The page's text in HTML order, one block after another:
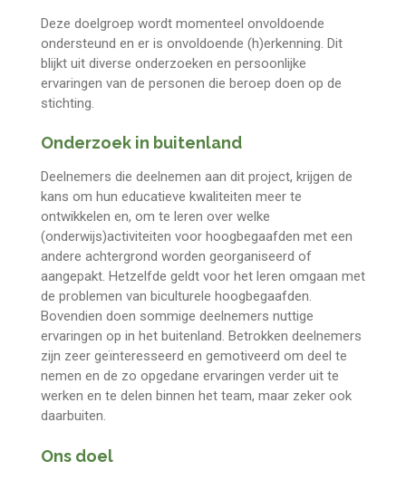
Deze doelgroep wordt momenteel onvoldoende
ondersteund en er is onvoldoende (h)erkenning. Dit
blijkt uit diverse onderzoeken en persoonlijke
ervaringen van de personen die beroep doen op de
stichting.
Onderzoek in buitenland
Deelnemers die deelnemen aan dit project, krijgen de
kans om hun educatieve kwaliteiten meer te
ontwikkelen en, om te leren over welke
(onderwijs)activiteiten voor hoogbegaafden met een
andere achtergrond worden georganiseerd of
aangepakt. Hetzelfde geldt voor het leren omgaan met
de problemen van biculturele hoogbegaafden.
Bovendien doen sommige deelnemers nuttige
ervaringen op in het buitenland. Betrokken deelnemers
zijn zeer geïnteresseerd en gemotiveerd om deel te
nemen en de zo opgedane ervaringen verder uit te
werken en te delen binnen het team, maar zeker ook
daarbuiten.
Ons doel